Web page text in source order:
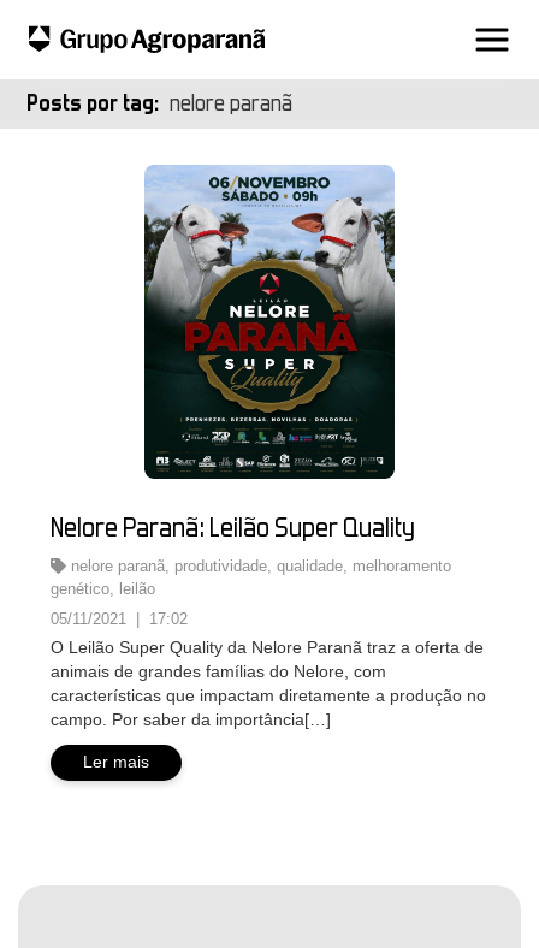
Posts por tag: nelore paranã
Nelore Paranã: Leilão Super Quality
nelore paranã produtividade ,qualidade melhoramento
genético leilão
05/11/2021 | 17:02
O Leilão Super Quality da Nelore Paranã traz a oferta de
animais de grandes famílias do Nelore, com
características que impactam diretamente a produção no
campo. Por saber da importância[…]
Ler mais